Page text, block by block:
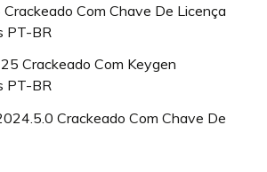
Com Chave De Licença
PT-BR
Crackeado Com Keygen
PT-BR
Crackeado Com Chave De